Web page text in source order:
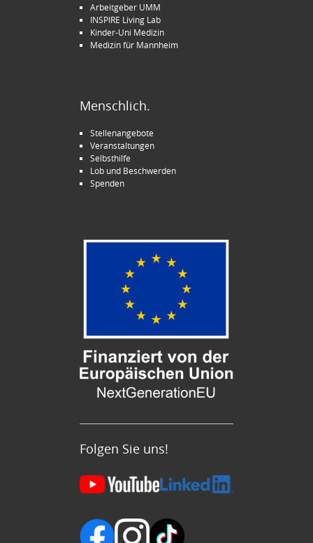
Arbeitgeber UMM
INSPIRE Living Lab
Kinder-Uni Medizin
Medizin für Mannheim
Menschlich.
Stellenangebote
Veranstaltungen
Selbsthilfe
Lob und Beschwerden
Spenden
Folgen Sie uns!